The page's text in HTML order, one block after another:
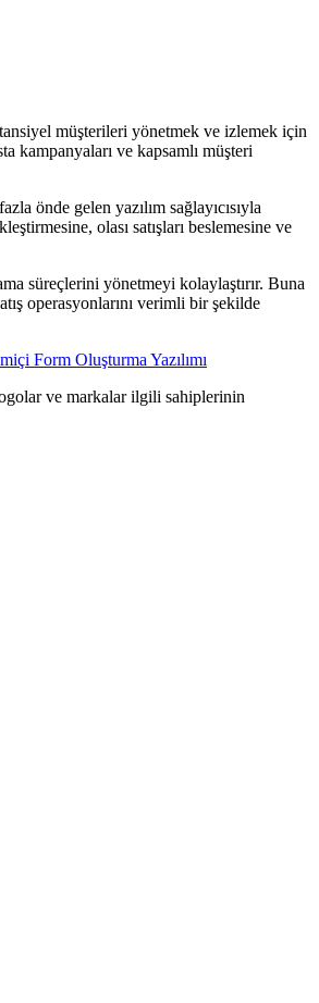
müşterileri yönetmek ve izlemek için
kampanyaları ve kapsamlı müşteri
önde gelen yazılım sağlayıcısıyla
olası satışları beslemesine ve
süreçlerini yönetmeyi kolaylaştırır. Buna
operasyonlarını verimli bir şekilde
Form Oluşturma Yazılımı
ve markalar ilgili sahiplerinin